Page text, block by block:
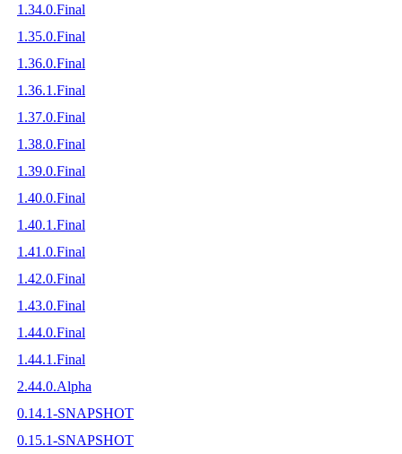
1.34.0.Final
1.35.0.Final
1.36.0.Final
1.36.1.Final
1.37.0.Final
1.38.0.Final
1.39.0.Final
1.40.0.Final
1.40.1.Final
1.41.0.Final
1.42.0.Final
1.43.0.Final
1.44.0.Final
1.44.1.Final
2.44.0.Alpha
0.14.1-SNAPSHOT
0.15.1-SNAPSHOT